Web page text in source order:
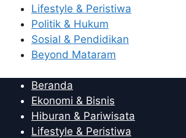
Lifestyle & Peristiwa
Politik & Hukum
Sosial & Pendidikan
Beyond Mataram
Beranda
Ekonomi & Bisnis
Hiburan & Pariwisata
Lifestyle & Peristiwa